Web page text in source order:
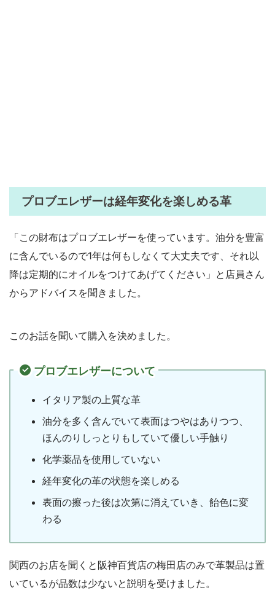
プロブエレザーは経年変化を楽しめる革
「この財布はプロブエレザーを使っています。油分を豊富
に含んでいるので1年は何もしなくて大丈夫です、それ以
降は定期的にオイルをつけてあげてください」と店員さん
からアドバイスを聞きました。
このお話を聞いて購入を決めました。
プロブエレザーについて
イタリア製の上質な革
油分を多く含んでいて表面はつやはありつつ、
ほんのりしっとりもしていて優しい手触り
化学薬品を使用していない
経年変化の革の状態を楽しめる
表面の擦った後は次第に消えていき、飴色に変
わる
関西のお店を聞くと阪神百貨店の梅田店のみで革製品は置
いているが品数は少ないと説明を受けました。